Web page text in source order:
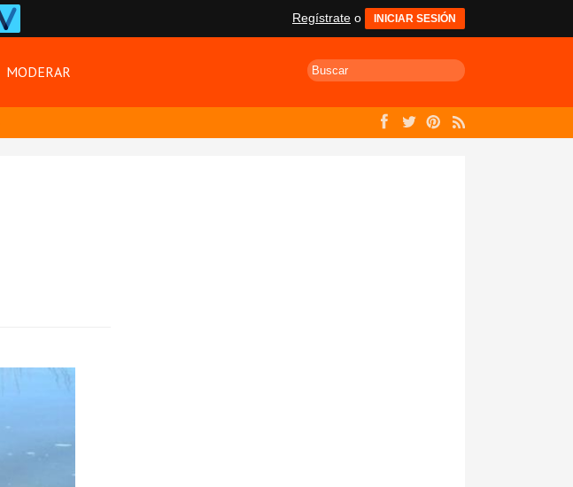
Regístrate o INICIAR SESIÓN
MODERAR